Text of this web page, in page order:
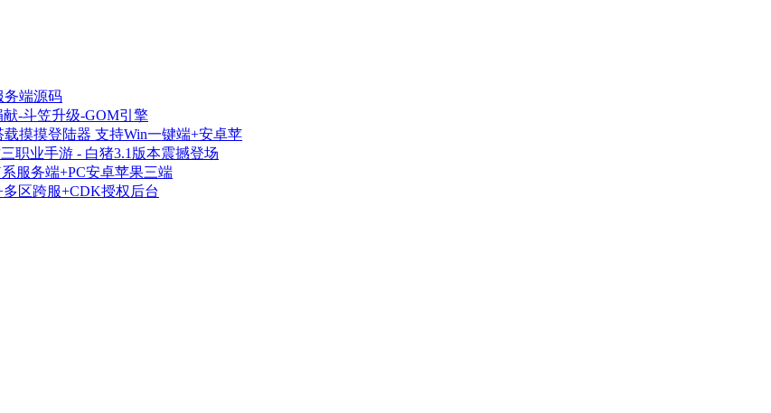
务端源码
-斗笠升级-GOM引擎
摸摸登陆器 支持Win一键端+安卓苹
职业手游 - 白猪3.1版本震撼登场
服务端+PC安卓苹果三端
区跨服+CDK授权后台